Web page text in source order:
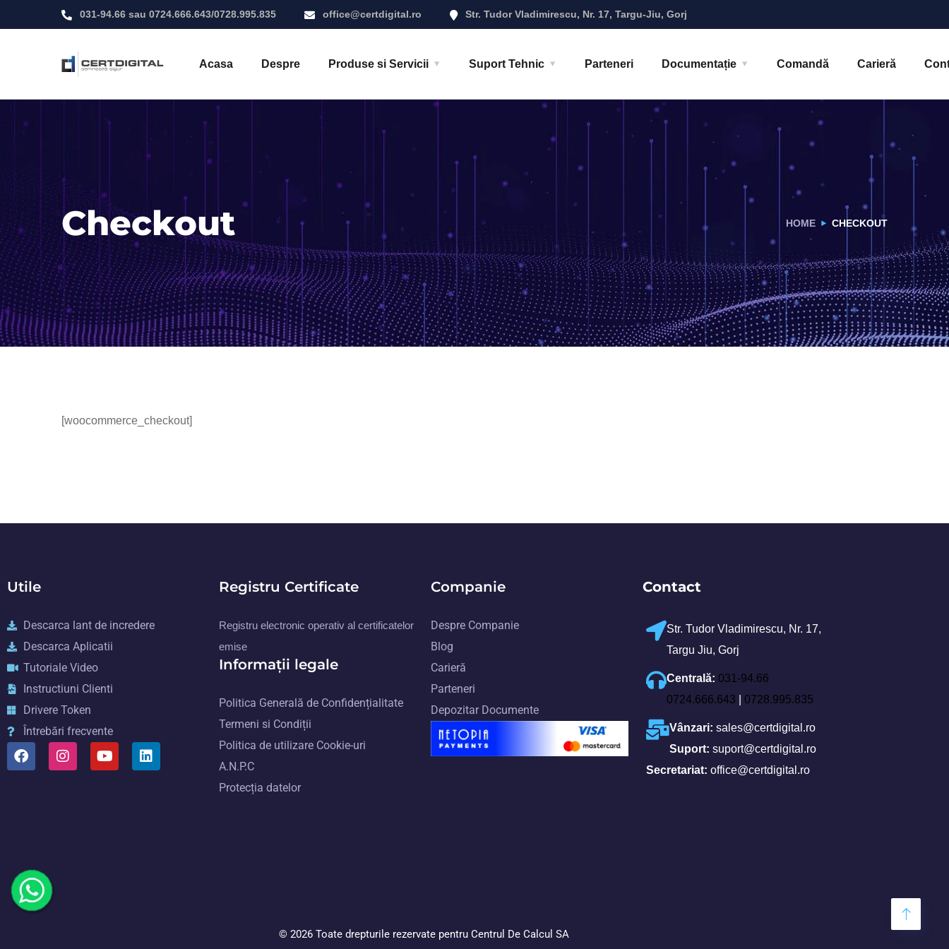
031-94.66 sau 0724.666.643/0728.995.835 office@certdigital.ro Str. Tudor Vladimirescu, Nr. 17, Targu-Jiu, Gorj
Acasa Despre Produse si Servicii Suport Tehnic Parteneri Documentație Comandă Carieră
Checkout HOME CHECKOUT
[woocommerce_checkout]
Utile
Descarca lant de incredere
Descarca Aplicatii
Tutoriale Video
Instructiuni Clienti
Drivere Token
Întrebări frecvente
Registru Certificate
Registru electronic operativ al certificatelor
emise
Informații legale
Politica Generală de Confidențialitate
Termeni si Condiții
Politica de utilizare Cookie-uri
A.N.P.C
Protecția datelor
Companie
Despre Companie
Blog
Carieră
Parteneri
Depozitar Documente
Contact
Str. Tudor Vladimirescu, Nr. 17,
Targu Jiu, Gorj
Centrală: 031-94.66
0724.666.643
0728.995.835
Vânzari: sales@certdigital.ro
Suport: suport@certdigital.ro
Secretariat: office@certdigital.ro
© 2026 Toate drepturile rezervate pentru Centrul De Calcul SA